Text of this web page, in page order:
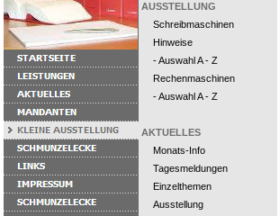
AUSSTELLUNG
Schreibmaschinen
Hinweise
- Auswahl A - Z
Rechenmaschinen
- Auswahl A - Z
AKTUELLES
Monats-Info
Tagesmeldungen
Einzelthemen
Ausstellung